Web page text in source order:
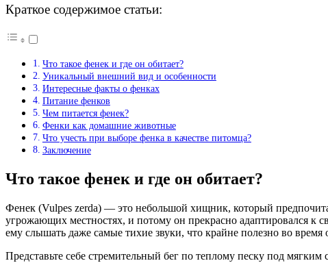
Краткое содержимое статьи:
Что такое фенек и где он обитает?
Уникальный внешний вид и особенности
Интересные факты о фенках
Питание фенков
Чем питается фенек?
Фенки как домашние животные
Что учесть при выборе фенка в качестве питомца?
Заключение
Что такое фенек и где он обитает?
Фенек (Vulpes zerda) — это небольшой хищник, который
угрожающих местностях, и потому он прекрасно адаптировался к
ему слышать даже самые тихие звуки, что крайне полезно во время
Представьте себе стремительный бег по теплому песку под